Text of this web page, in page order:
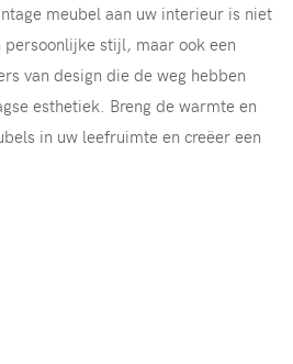
meubel aan uw interieur is niet
persoonlijke stijl, maar ook een
van design die de weg hebben
esthetiek. Breng de warmte en
in uw leefruimte en creëer een